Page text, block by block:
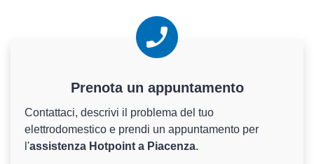
Prenota un appuntamento
Contattaci, descrivi il problema del tuo
elettrodomestico e prendi un appuntamento per
l'assistenza Hotpoint a Piacenza.